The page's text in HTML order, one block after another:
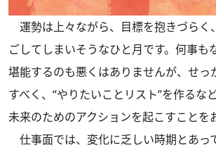
運勢は上々ながら、目標を抱きづらく
ごしてしまいそうなひと月です。何事も
堪能するのも悪くはありませんが、せっ
すべく、“やりたいことリスト”を作るな
未来のためのアクションを起こすことを
仕事面では、変化に乏しい時期とあっ